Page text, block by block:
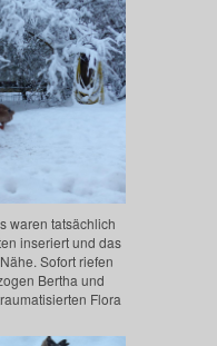
waren tatsächlich
inseriert und das
Sofort riefen
Bertha und
Flora